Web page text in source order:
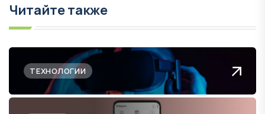
Читайте также
ТЕХНОЛОГИИ